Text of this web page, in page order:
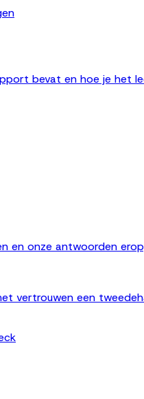
bevat en hoe je het
en onze antwoorden
vertrouwen een